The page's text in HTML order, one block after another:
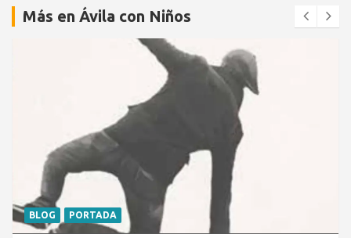
Más en Ávila con Niños
BLOG PORTADA